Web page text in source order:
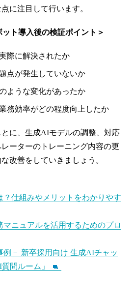
に注目して行います。
ト導入後の検証ポイント＞
際に解決されたか
点が発生していないか
ような変化があったか
務効率がどの程度向上したか
に、生成AIモデルの調整、対応
ーターのトレーニング内容の更
改善をしていきましょう。
仕組みやメリットをわかりやす
ニュアルを活用するためのプロ
－ 新卒採用向け 生成AIチャッ
問ルーム」